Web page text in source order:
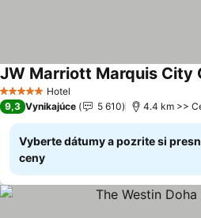
5 Počet hviezdičiek
Hotel
JW Marriott Marquis City
9,3 Vynikajúce 5 610 4.4 km >>
Vyberte dátumy a pozrite si
ceny